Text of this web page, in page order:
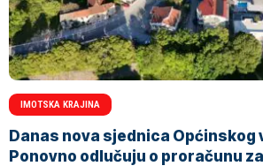
IMOTSKA KRAJINA
Danas nova sjednica Općinskog
Ponovno odlučuju o proračunu